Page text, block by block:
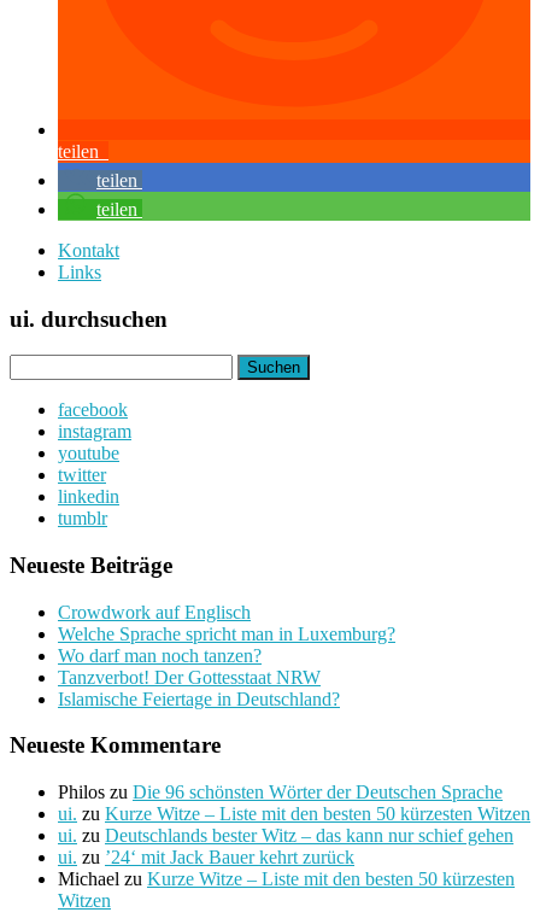
teilen
teilen
teilen
Kontakt
Links
ui. durchsuchen
nach:
facebook
instagram
youtube
twitter
linkedin
tumblr
Neueste Beiträge
Crowdwork auf Englisch
Welche Sprache spricht man in Luxemburg?
Wo darf man noch tanzen?
Tanzverbot! Der Gottesstaat NRW
Islamische Feiertage in Deutschland?
Neueste Kommentare
Philos zu Die 96 schönsten Wörter der Deutschen Sprache
ui. zu Kurze Witze – Liste mit den besten 50 kürzesten Witzen
ui. zu Deutschlands bester Witz – das kann nur schief gehen
ui. zu ’24‘ mit Jack Bauer kehrt zurück
Michael zu Kurze Witze – Liste mit den besten 50 kürzesten
Witzen